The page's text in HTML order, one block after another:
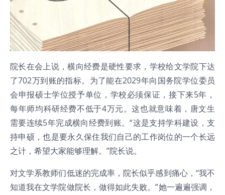
院长在会上说，横向经费是硬性要求，学校给文学院下达
了702万到账的指标。为了能在2029年向国务院学位委员
会申报硕士学位授予单位，学校必须保证，接下来5年，
每年师均科研经费不低于4万元。这也就意味着，唐文生
需要连续5年完成横向经费到账。“这是支持学科建设，支
持申硕，也是要永久保住我们自己的工作岗位的一个长远
之计，希望大家能够理解。”院长说。
对文学系教师们低迷的完成率，院长似乎感到痛心，“我不
知道我在文学院做院长，做得如此失败。”她一遍遍强调，